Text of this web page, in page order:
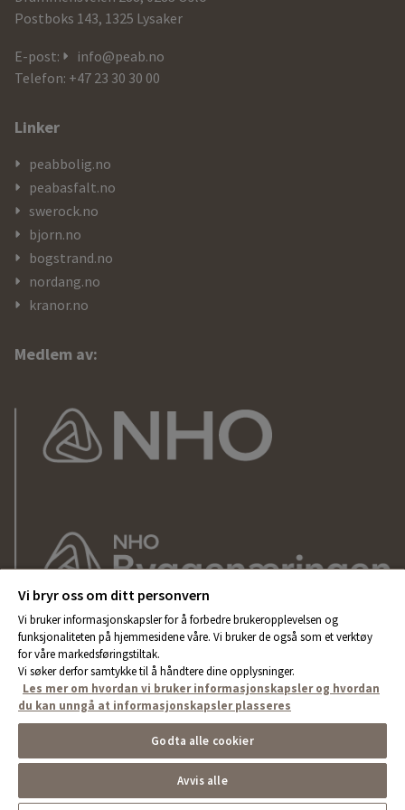
kontaktdetaljer
Postboks 143, 1325 Lysaker
E-post:
info@peab.no
Telefon: +47 23 30 30 00
Linker
peabbolig.no
peabasfalt.no
swerock.no
bjorn.no
bogstrand.no
nordang.no
kranor.no
Medlem av:
Vi bryr oss om ditt personvern
Vi bruker informasjonskapsler for å forbedre brukeropplevelsen og
funksjonaliteten på hjemmesidene våre. Vi bruker de også som et verktøy
for våre markedsføringstiltak.
Vi søker derfor samtykke til å håndtere dine opplysninger.
Les mer om hvordan vi bruker informasjonskapsler og hvordan
du kan unngå at informasjonskapsler plasseres
Godta alle cookier
Avvis alle